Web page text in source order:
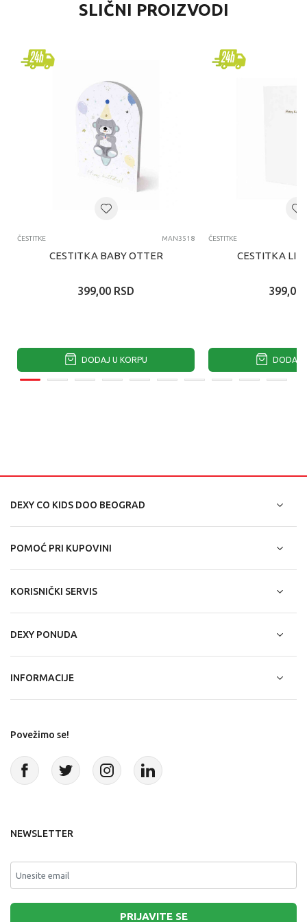
SLIČNI PROIZVODI
ČESTITKE MAN3518
CESTITKA BABY OTTER
399,00 RSD
DODAJ U KORPU
ČESTITKE
CESTITKA
399,00
DODAJ
DEXY CO KIDS DOO BEOGRAD
POMOĆ PRI KUPOVINI
KORISNIČKI SERVIS
DEXY PONUDA
INFORMACIJE
Povežimo se!
NEWSLETTER
PRIJAVITE SE